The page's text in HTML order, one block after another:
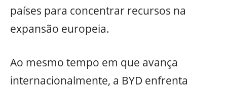
países para concentrar recursos na
expansão europeia.
Ao mesmo tempo em que avança
internacionalmente, a BYD enfrenta